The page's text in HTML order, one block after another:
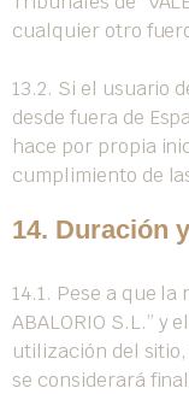
cualquier otro
13.2. Si el usuario
desde fuera de
hace por propia
cumplimiento de
14. Duración
14.1. Pese a que
ABALORIO S.L.” y
utilización del
se considerará